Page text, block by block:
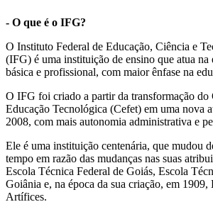
- O que é o IFG?
O Instituto Federal de Educação, Ciência e
(IFG) é uma instituição de ensino que atua na
básica e profissional, com maior ênfase na
O IFG foi criado a partir da transformação do
Educação Tecnológica (Cefet) em uma nova
2008, com mais autonomia administrativa e
Ele é uma instituição centenária, que mudou
tempo em razão das mudanças nas suas
Escola Técnica Federal de Goiás, Escola
Goiânia e, na época da sua criação, em 1909,
Artífices.